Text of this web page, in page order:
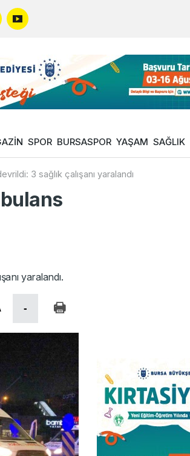
SPOR BURSASPOR YAŞAM SAĞLIK
3 sağlık çalışanı yaralandı
yaralandı.
-